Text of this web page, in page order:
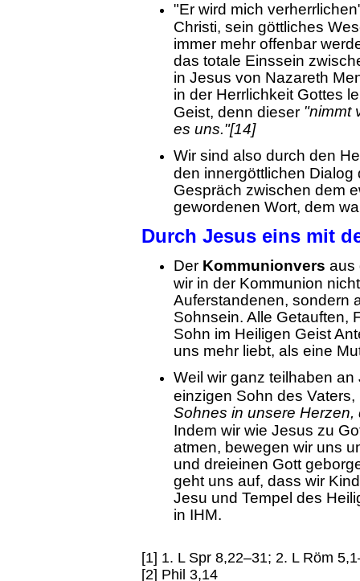
"Er wird mich
Christi, sein göttliches
immer mehr offenbar
das totale Einssein
in Jesus von Nazareth
in der Herrlichkeit Gottes
Geist, denn dieser "nimmt
es uns."[14]
Wir sind also durch den
den innergöttlichen
Gespräch zwischen dem
gewordenen Wort, dem
Durch Jesus eins mit
Der Kommunionvers aus
wir in der Kommunion
Auferstandenen, sondern
Sohnsein. Alle Getauften,
Sohn im Heiligen Geist
uns mehr liebt, als eine
Weil wir ganz teilhaben
einzigen Sohn des Vaters,
Sohnes in unsere Herzen,
Indem wir wie Jesus zu
atmen, bewegen wir uns
und dreieinen Gott
geht uns auf, dass wir
Jesu und Tempel des
in IHM.
[1] 1. L Spr 8,22–31; 2. L Röm
[2] Phil 3,14